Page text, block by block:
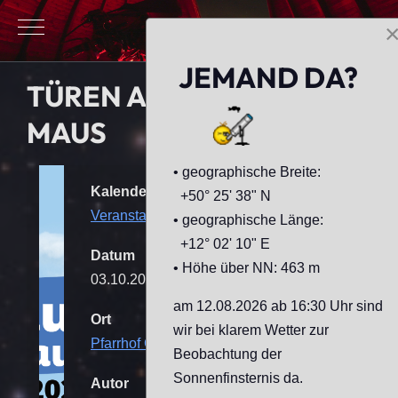
Mobile Menu Toggle
TÜREN AUF MIT DER
MAUS
Kalender
Veranstaltungen
Datum
03.10.2025
Ort
Pfarrhof Geilsdorf
Autor
JEMAND DA?
• geographische Breite:
+50° 25' 38" N
• geographische Länge:
+12° 02' 10" E
• Höhe über NN: 463 m
am 12.08.2026 ab 16:30 Uhr sind
wir bei klarem Wetter zur
Beobachtung der
Sonnenfinsternis da.